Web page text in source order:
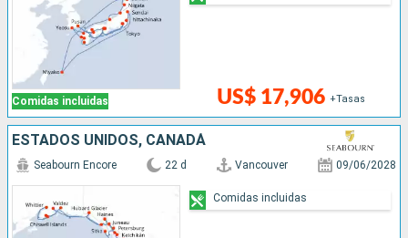
Comidas incluidas US$ 17,906 +Tasas
ESTADOS UNIDOS, CANADÁ
Seabourn Encore 22 d Vancouver 09/06/2028
Comidas incluidas